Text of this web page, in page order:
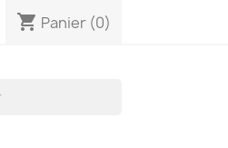
shopping_cart Panier (0)